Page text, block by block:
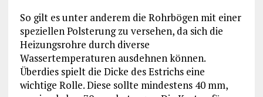
So gilt es unter anderem die Rohrbögen mit einer
speziellen Polsterung zu versehen, da sich die
Heizungsrohre durch diverse
Wassertemperaturen ausdehnen können.
Überdies spielt die Dicke des Estrichs eine
wichtige Rolle. Diese sollte mindestens 40 mm,